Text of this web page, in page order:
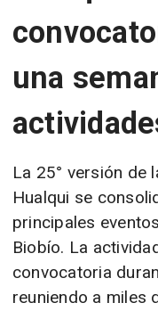
una
La 25° versión de
Hualqui se
principales
Biobío. La
convocatoria
reuniendo a miles